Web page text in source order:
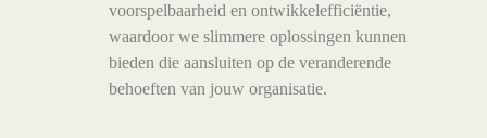
voorspelbaarheid en ontwikkelefficiëntie,
waardoor we slimmere oplossingen kunnen
bieden die aansluiten op de veranderende
behoeften van jouw organisatie.